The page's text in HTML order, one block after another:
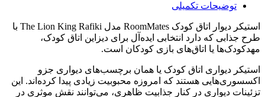
توضیحات تکمیلی
استیکر دیوار اتاق کودک RoomMates مدل The Lion King Rafiki با
طرح جذابی که دارد انتخابی ایده‌آل برای دیزاین اتاق کودک،
مهدکودک‌ها یا اتاق‌های بازی کودکان است.
استیکر دیواری اتاق کودک یا همان برچسب‌های دیواری جزو
اکسسوری‌هایی هستند که امروزه محبوبیت زیادی پیدا کرده‌اند. این
تزئینات دیواری در کنار جذابیت ظاهری، می‌توانند نقش موثری در